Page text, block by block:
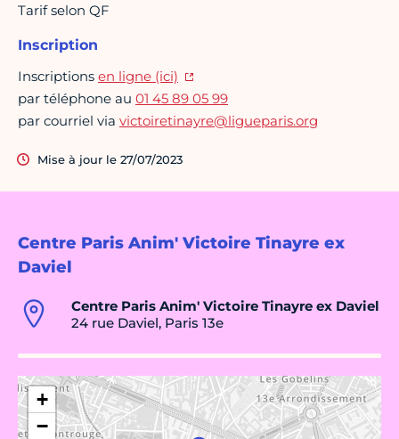
Centre Paris Anim' Victoire Tinayre ex
Daviel
Centre Paris Anim' Victoire Tinayre ex Daviel
24 rue Daviel, Paris 13e
+
−
Tarif selon QF
Inscription
Inscriptions en ligne (ici)
par téléphone au 01 45 89 05 99
par courriel via victoiretinayre@ligueparis.org
Mise à jour le 27/07/2023